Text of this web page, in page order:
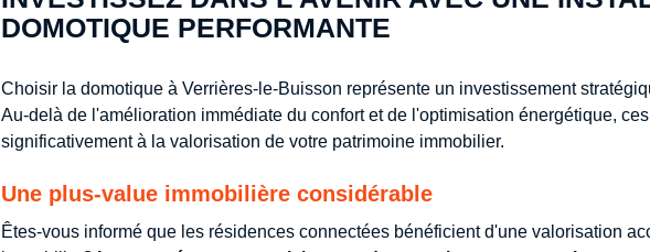
DOMOTIQUE PERFORMANTE
Choisir la domotique à Verrières-le-Buisson représente un investissement
Au-delà de l'amélioration immédiate du confort et de l'optimisation énergétique,
significativement à la valorisation de votre patrimoine immobilier.
Une plus-value immobilière considérable
Êtes-vous informé que les résidences connectées bénéficient d'une valorisation